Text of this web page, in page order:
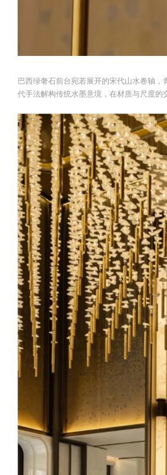
巴西绿奢石前台宛若展开的宋代山水卷轴
代手法解构传统水墨意境，在材质与尺度